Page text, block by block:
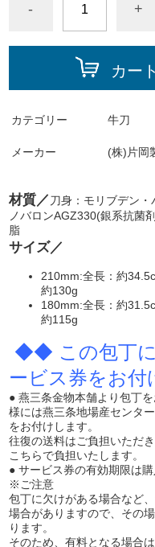
- +
カー
カテゴリー 牛刀
メーカー (株)片岡
材質／刀身：モリブデン・
ノバロンAGZ330(銀系抗菌
脂
サイズ／
210mm:全長：約
約130g
180mm:全長：約
約115g
◆◆ この包丁
ービス券をお
● 燕三条金物本舗より包丁
様には燕三条地場産センタ
をお付けします。
往復の送料はご負担いただ
こちらで負担いたします。
● サービス券の有効期限は購
※ご注意
包丁に欠けがある場合など
場合がありますので、その
ります。
そのため、有料となる場合